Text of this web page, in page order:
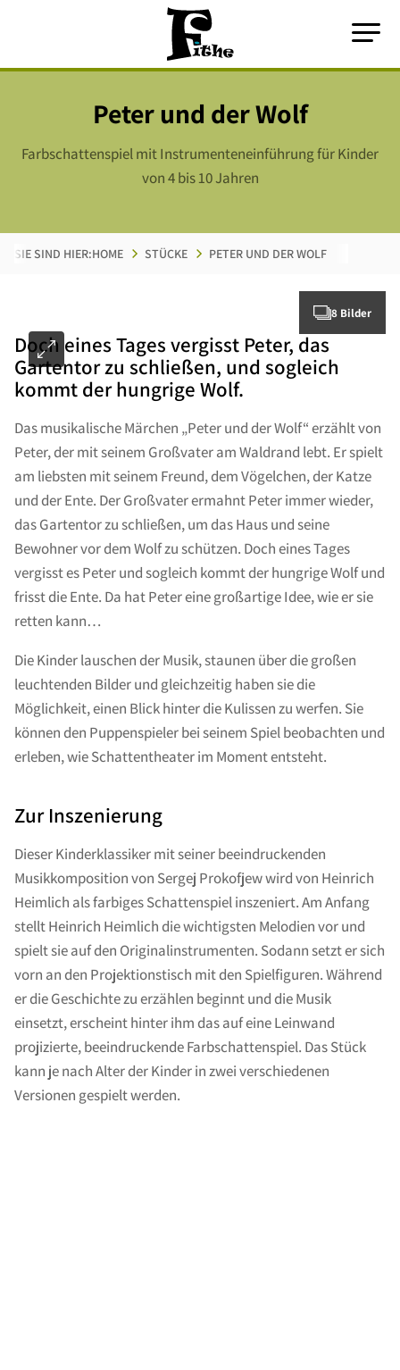
Peter und der Wolf
Farbschattenspiel mit Instrumenteneinführung für Kinder
von 4 bis 10 Jahren
SIE SIND HIER:HOME STÜCKE PETER UND DER WOLF
8 Bilder
Doch eines Tages vergisst Peter, das
Gartentor zu schließen, und sogleich
kommt der hungrige Wolf.
Das musikalische Märchen „Peter und der Wolf“ erzählt von
Peter, der mit seinem Großvater am Waldrand lebt. Er spielt
am liebsten mit seinem Freund, dem Vögelchen, der Katze
und der Ente. Der Großvater ermahnt Peter immer wieder,
das Gartentor zu schließen, um das Haus und seine
Bewohner vor dem Wolf zu schützen. Doch eines Tages
vergisst es Peter und sogleich kommt der hungrige Wolf und
frisst die Ente. Da hat Peter eine großartige Idee, wie er sie
retten kann…
Die Kinder lauschen der Musik, staunen über die großen
leuchtenden Bilder und gleichzeitig haben sie die
Möglichkeit, einen Blick hinter die Kulissen zu werfen. Sie
können den Puppenspieler bei seinem Spiel beobachten und
erleben, wie Schattentheater im Moment entsteht.
Zur Inszenierung
Dieser Kinderklassiker mit seiner beeindruckenden
Musikkomposition von Sergej Prokofjew wird von Heinrich
Heimlich als farbiges Schattenspiel inszeniert. Am Anfang
stellt Heinrich Heimlich die wichtigsten Melodien vor und
spielt sie auf den Originalinstrumenten. Sodann setzt er sich
vorn an den Projektionstisch mit den Spielfiguren. Während
er die Geschichte zu erzählen beginnt und die Musik
einsetzt, erscheint hinter ihm das auf eine Leinwand
projizierte, beeindruckende Farbschattenspiel. Das Stück
kann je nach Alter der Kinder in zwei verschiedenen
Versionen gespielt werden.